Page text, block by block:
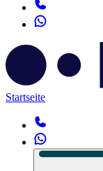
Startseite